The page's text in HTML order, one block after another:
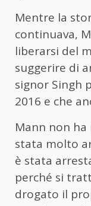
Mentre la
continuava,
liberarsi del
suggerire di
signor Singh
2016 e che
Mann non
stata molto
è stata
perché si
drogato il